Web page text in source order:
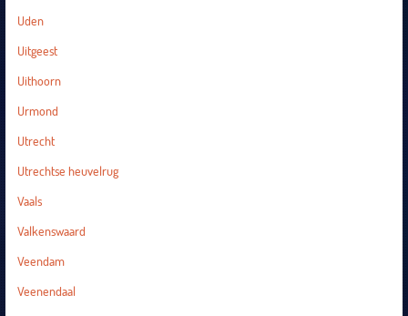
Uden
Uitgeest
Uithoorn
Urmond
Utrecht
Utrechtse heuvelrug
Vaals
Valkenswaard
Veendam
Veenendaal